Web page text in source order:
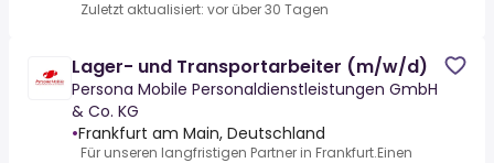
Zuletzt aktualisiert: vor über 30 Tagen
Lager- und Transportarbeiter (m/w/d)
Persona Mobile Personaldienstleistungen GmbH
& Co. KG
•Frankfurt am Main, Deutschland
Für unseren langfristigen Partner in Frankfurt.Einen